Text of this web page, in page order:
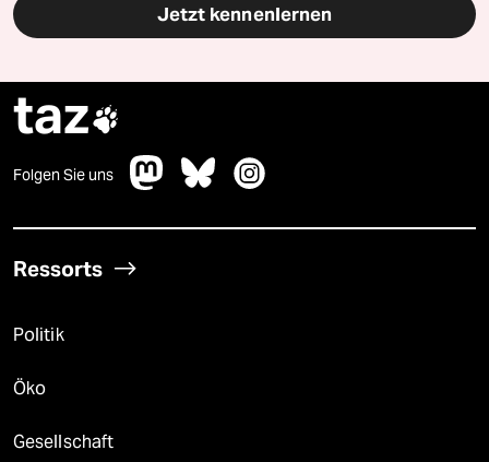
Jetzt kennenlernen
taz
Folgen Sie uns
Ressorts
Politik
Öko
Gesellschaft